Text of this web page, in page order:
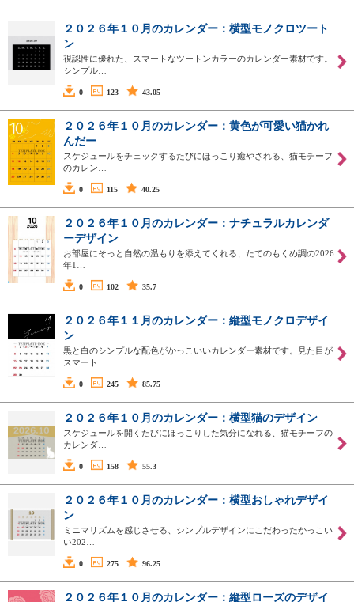
２０２６年１０月のカレンダー：横型モノクロツート
ン
視認性に優れた、スマートなツートンカラーのカレンダー素材です。
シンプル…
0 123 43.05
２０２６年１０月のカレンダー：黄色が可愛い猫かれ
んだー
スケジュールをチェックするたびにほっこり癒やされる、猫モチーフ
のカレン…
0 115 40.25
２０２６年１０月のカレンダー：ナチュラルカレンダ
ーデザイン
お部屋にそっと自然の温もりを添えてくれる、たてのもくめ調の2026
年1…
0 102 35.7
２０２６年１１月のカレンダー：縦型モノクロデザイ
ン
黒と白のシンプルな配色がかっこいいカレンダー素材です。見た目が
スマート…
0 245 85.75
２０２６年１０月のカレンダー：横型猫のデザイン
スケジュールを開くたびにほっこりした気分になれる、猫モチーフの
カレンダ…
0 158 55.3
２０２６年１０月のカレンダー：横型おしゃれデザイ
ン
ミニマリズムを感じさせる、シンプルデザインにこだわったかっこい
い202…
0 275 96.25
２０２６年１０月のカレンダー：縦型ローズのデザイ